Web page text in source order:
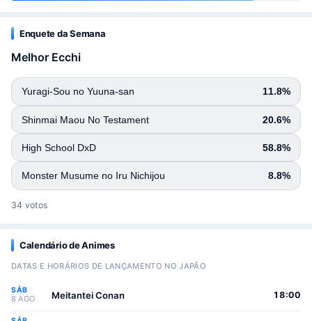
Enquete da Semana
Melhor Ecchi
Yuragi-Sou no Yuuna-san 11.8%
Shinmai Maou No Testament 20.6%
High School DxD 58.8%
Monster Musume no Iru Nichijou 8.8%
34 votos
Calendário de Animes
DATAS E HORÁRIOS DE LANÇAMENTO NO JAPÃO
SÁB
8 AGO Meitantei Conan 18:00